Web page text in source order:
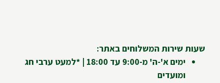
שעות שירות המשלוחים באתר:
ימים א'-ה' מ-9:00 עד 18:00 | *למעט ערבי חג
ומועדים